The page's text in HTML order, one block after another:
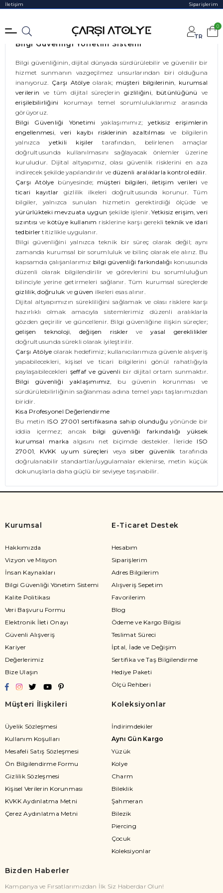
İletişim Siparişlerim
TR
0
Bilgi Güvenliği Yönetim Sistemi
Bilgi güvenliğinin, dijital dünyada sürdürülebilir ve güvenilir bir
hizmet sunmanın vazgeçilmez unsurlarından biri olduğuna
inanıyoruz. Çarşı Atölye olarak; müşteri bilgilerinin, kurumsal
verilerin ve tüm dijital süreçleringizliliğini, bütünlüğünü
ve
erişilebilirliğini korumayı temel sorumluluklarımız arasında
görüyoruz.
Bilgi Güvenliği Yönetimi
yaklaşımımız;yetkisiz erişimlerin
engellenmesi,veri kaybı risklerinin azaltılması
ve bilgilerin
yalnızcayetkili kişiler tarafından, belirlenen amaçlar
doğrultusunda kullanılmasını sağlayacak önlemler üzerine
kuruludur. Dijital altyapımız, olası güvenlik risklerini en aza
indirecek şekilde yapılandırılır ve düzenli aralıklarla kontrol edilir.
Çarşı Atölye bünyesinde; müşteri bilgileri, iletişim verileri ve
ticari kayıtlar gizlilik ilkeleri doğrultusunda korunur. Tüm
bilgiler, yalnızca sunulan hizmetin gerektirdiği ölçüde ve
yürürlükteki mevzuata uygun şekilde işlenir.Yetkisiz erişim,veri
sızıntısı ve kötüye kullanım risklerine karşı gerekliteknik ve idari
tedbirler titizlikle uygulanır.
Bilgi güvenliğini yalnızca teknik bir süreç olarak değil; aynı
zamanda kurumsal bir sorumluluk ve bilinç olarak ele alırız. Bu
kapsamda çalışanlarımız bilgi güvenliği farkındalığı konusunda
düzenli olarak bilgilendirilir ve görevlerini bu sorumluluğun
bilinciyle yerine getirmeleri sağlanır. Tüm kurumsal süreçlerde
gizlilik,doğruluk vegüven ilkeleri esas alınır.
Dijital altyapımızın sürekliliğini sağlamak ve olası risklere karşı
hazırlıklı olmak amacıyla sistemlerimiz düzenli aralıklarla
gözden geçirilir ve güncellenir. Bilgi güvenliğine ilişkin süreçler;
gelişen teknoloji, değişen risklerveyasal gereklilikler
doğrultusunda sürekli olarak iyileştirilir.
Çarşı Atölye olarak hedefimiz; kullanıcılarımıza güvenle alışveriş
yapabilecekleri, kişisel ve ticari bilgilerini gönül rahatlığıyla
paylaşabilecekleri şeffaf ve güvenli bir dijital ortam sunmaktır.
Bilgi güvenliği yaklaşımımız, bu güvenin korunması ve
sürdürülebilirliğinin sağlanması adına temel yapı taşlarımızdan
biridir.
Kısa Profesyonel Değerlendirme
Bu metin ISO 27001 sertifikasına sahip olunduğu yönünde bir
iddia içermez; ancak bilgi güvenliği farkındalığı yüksek
kurumsal marka algısını net biçimde destekler. İleride ISO
27001, KVKK uyum süreçleri veyasiber güvenlik tarafında
doğrulanabilir standartlar/uygulamalar eklenirse, metin küçük
dokunuşlarla daha güçlü bir seviyeye taşınabilir.
Kurumsal
Hakkımızda
Vizyon ve Misyon
İnsan Kaynakları
Bilgi Güvenliği Yönetim Sistemi
Kalite Politikası
Veri Başvuru Formu
Elektronik İleti Onayı
Güvenli Alışveriş
Kariyer
Değerlerimiz
Bize Ulaşın
E-Ticaret Destek
Hesabım
Siparişlerim
Adres Bilgilerim
Alışveriş Sepetim
Favorilerim
Blog
Ödeme ve Kargo Bilgisi
Teslimat Süreci
İptal, İade ve Değişim
Sertifika ve Taş Bilgilendirme
Hediye Paketi
Ölçü Rehberi
Müşteri İlişkileri
Üyelik Sözleşmesi
Kullanım Koşulları
Mesafeli Satış Sözleşmesi
Ön Bilgilendirme Formu
Gizlilik Sözleşmesi
Kişisel Verilerin Korunması
KVKK Aydınlatma Metni
Çerez Aydınlatma Metni
Koleksiyonlar
İndirimdekiler
Aynı Gün Kargo
Yüzük
Kolye
Charm
Bileklik
Şahmeran
Bilezik
Piercing
Çocuk
Koleksiyonlar
Bizden Haberler
Kampanya ve Fırsatlarımızdan İlk Siz Haberdar Olun!